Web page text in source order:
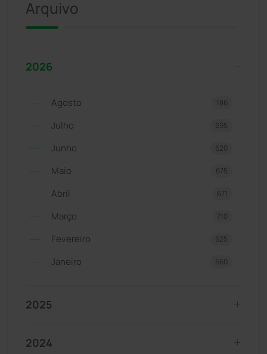
Arquivo
2026
Agosto 186
Julho 695
Junho 620
Maio 675
Abril 671
Março 710
Fevereiro 625
Janeiro 660
2025
2024